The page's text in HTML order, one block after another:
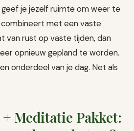
je jezelf ruimte om weer te
combineert met een vaste
van rust op vaste tijden, dan
opnieuw gepland te worden.
onderdeel van je dag. Net als
Meditatie Pakket: